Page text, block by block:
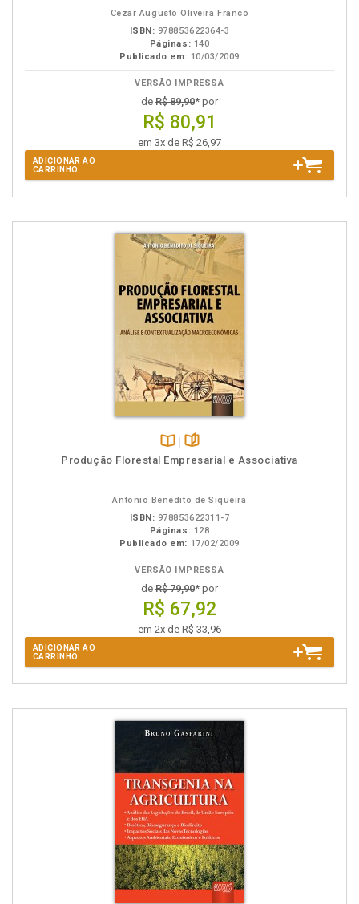
Cezar Augusto Oliveira Franco
ISBN: 978853622364-3
Páginas: 140
Publicado em: 10/03/2009
VERSÃO IMPRESSA
de R$ 89,90* por
R$ 80,91
em 3x de R$ 26,97
ADICIONAR AO
CARRINHO
Disponível
páginas
Produção Florestal Empresarial e Associativa
Antonio Benedito de Siqueira
ISBN: 978853622311-7
Páginas: 128
Publicado em: 17/02/2009
VERSÃO IMPRESSA
de R$ 79,90* por
R$ 67,92
em 2x de R$ 33,96
ADICIONAR AO
CARRINHO